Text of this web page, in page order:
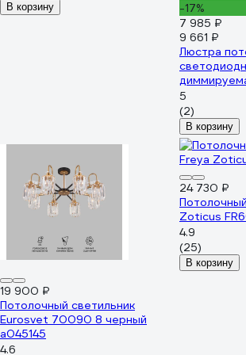
В корзину
-17%
7 985 ₽
9 661 ₽
Люстра
режима
43м белый
5
(2)
В корзину
19 900 ₽
Потолочный светильник
Eurosvet 70090 8 черный
a045145
4.6
24 730 ₽
Zoticus
4.9
(25)
В корзину